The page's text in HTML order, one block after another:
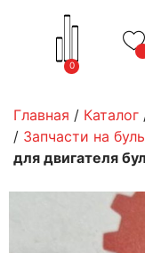
0
Главная / Каталог
/ Запчасти на
для двигателя